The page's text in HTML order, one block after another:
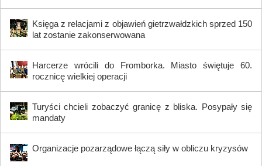
Księga z relacjami z objawień gietrzwałdzkich sprzed 150
lat zostanie zakonserwowana
Harcerze wrócili do Fromborka. Miasto świętuje 60.
rocznicę wielkiej operacji
Turyści chcieli zobaczyć granicę z bliska. Posypały się
mandaty
Organizacje pozarządowe łączą siły w obliczu kryzysów